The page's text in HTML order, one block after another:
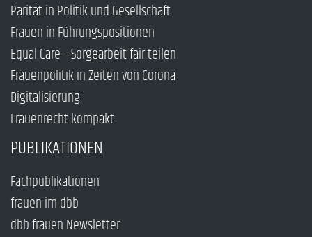
Parität in Politik und Gesellschaft
Frauen in Führungspositionen
Equal Care – Sorgearbeit fair teilen
Frauenpolitik in Zeiten von Corona
Digitalisierung
Frauenrecht kompakt
PUBLIKATIONEN
Fachpublikationen
frauen im dbb
dbb frauen Newsletter